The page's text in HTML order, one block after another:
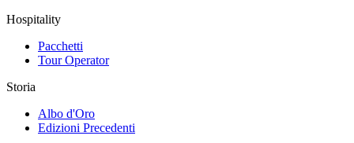
Hospitality
Pacchetti
Tour Operator
Storia
Albo d'Oro
Edizioni Precedenti